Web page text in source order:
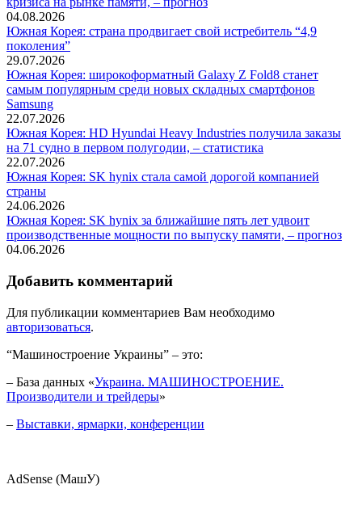
04.08.2026
Южная Корея: страна продвигает свой истребитель “4,9
поколения”
29.07.2026
Южная Корея: широкоформатный Galaxy Z Fold8 станет
самым популярным среди новых складных смартфонов
Samsung
22.07.2026
Южная Корея: HD Hyundai Heavy Industries получила заказы
на 71 судно в первом полугодии, – статистика
22.07.2026
Южная Корея: SK hynix стала самой дорогой компанией
страны
24.06.2026
Южная Корея: SK hynix за ближайшие пять лет удвоит
производственные мощности по выпуску памяти, – прогноз
04.06.2026
Добавить комментарий
Для публикации комментариев Вам необходимо
авторизоваться.
“Машиностроение Украины” – это:
– База данных «Украина. МАШИНОСТРОЕНИЕ.
Производители и трейдеры»
– Выставки, ярмарки, конференции
AdSense (МашУ)